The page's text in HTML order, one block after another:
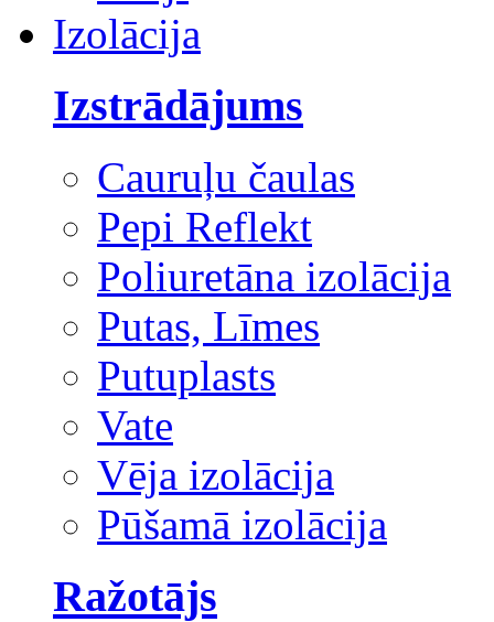
Izolācija
Izstrādājums
Cauruļu čaulas
Pepi Reflekt
Poliuretāna izolācija
Putas, Līmes
Putuplasts
Vate
Vēja izolācija
Pūšamā izolācija
Ražotājs